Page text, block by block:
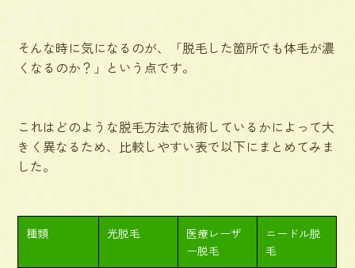
そんな時に気になるのが、
「脱毛した箇所でも体毛が濃
くなるのか？」 という点です。
これはどのような脱毛方法で施術しているかによって大
きく異なるため、比較しやすい表で以下にまとめてみま
した。
種類 光脱毛
医療レーザ
ー脱毛
ニードル脱
毛